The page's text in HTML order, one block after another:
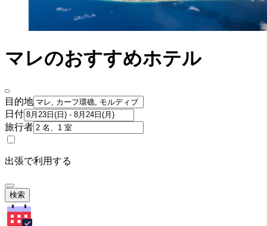
マレのおすすめホテル
目的地
日付
旅行者
出張で利用する
検索